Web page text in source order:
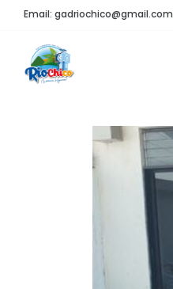
Email: gadriochico@gmail.com